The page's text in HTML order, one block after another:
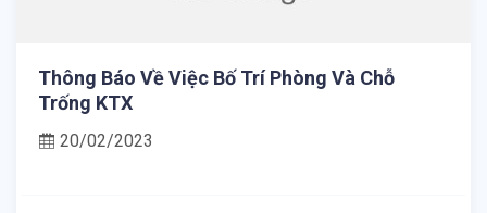
Thông Báo Về Việc Bố Trí Phòng Và Chỗ
Trống KTX
20/02/2023